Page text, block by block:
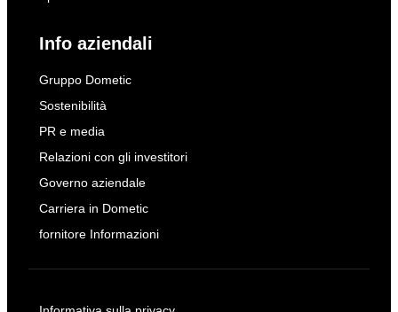
Info aziendali
Gruppo Dometic
Sostenibilità
PR e media
Relazioni con gli investitori
Governo aziendale
Carriera in Dometic
fornitore Informazioni